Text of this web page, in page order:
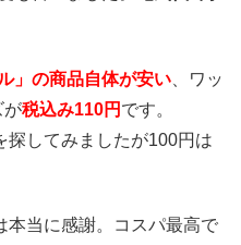
」の商品自体が安い 、ワッ
が税込み110円 です。
探してみましたが100円は
本当に感謝。コスパ最高で